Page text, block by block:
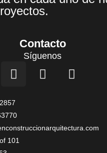
Contacto
Síguenos
I
n
t
a
g
r
F
a
o
L
i
d
101